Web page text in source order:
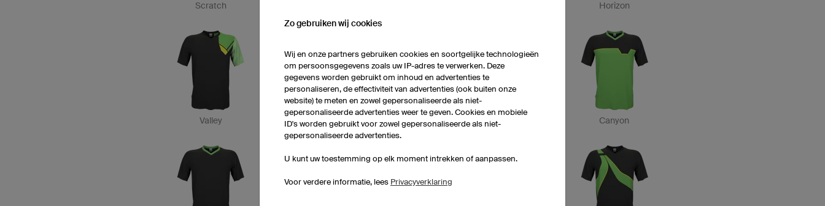
Scratch Horizon
Valley Finish Channel Canyon
Zo gebruiken wij cookies
Wij en onze partners gebruiken cookies en soortgelijke technologieën
om persoonsgegevens zoals uw IP-adres te verwerken. Deze
gegevens worden gebruikt om inhoud en advertenties te
personaliseren, de effectiviteit van advertenties (ook buiten onze
website) te meten en zowel gepersonaliseerde als niet-
gepersonaliseerde advertenties weer te geven. Cookies en mobiele
ID's worden gebruikt voor zowel gepersonaliseerde als niet-
gepersonaliseerde advertenties.
U kunt uw toestemming op elk moment intrekken of aanpassen.
Voor verdere informatie, lees Privacyverklaring